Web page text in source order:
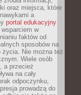
oraz miejsca, które
a
portal edukacyjny
w
faktów od
sposobów na
życia. Nie można też
Wiele osób
a przecież
na cały
odpoczynku,
prowadzą do